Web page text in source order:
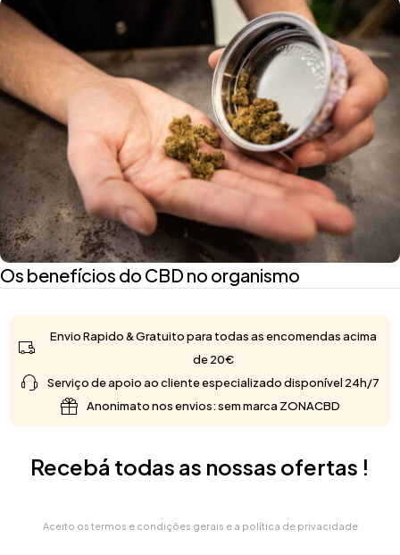
Os benefícios do CBD no organismo
Envio Rapido & Gratuito para todas as encomendas acima
de 20€
Serviço de apoio ao cliente especializado disponível 24h/7
Anonimato nos envios: sem marca ZONACBD
Recebá todas as nossas ofertas !
Aceito os termos e condições gerais e a política de privacidade